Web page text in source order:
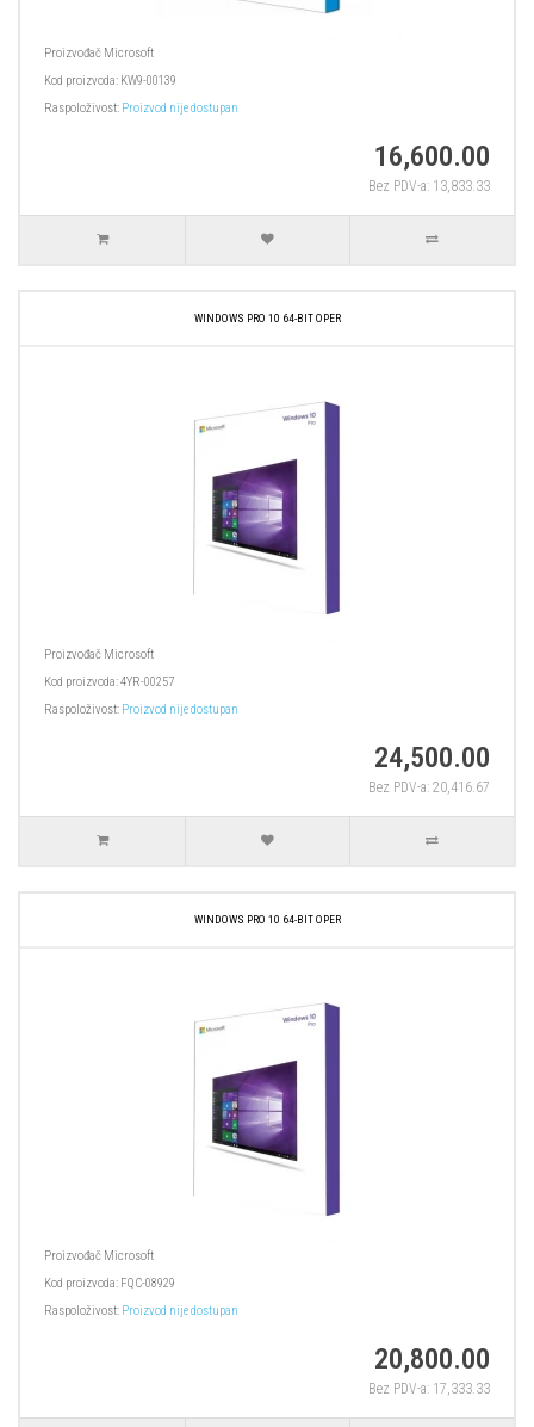
Proizvođač Microsoft
Kod proizvoda: KW9-00139
Raspoloživost: Proizvod nije dostupan
16,600.00
Bez PDV-a: 13,833.33
WINDOWS PRO 10 64-BIT OPER
Proizvođač Microsoft
Kod proizvoda:4YR-00257
Raspoloživost: Proizvod nije dostupan
24,500.00
Bez PDV-a: 20,416.67
WINDOWS PRO 10 64-BIT OPER
Proizvođač Microsoft
Kod proizvoda: FQC-08929
Raspoloživost: Proizvod nije dostupan
20,800.00
Bez PDV-a: 17,333.33